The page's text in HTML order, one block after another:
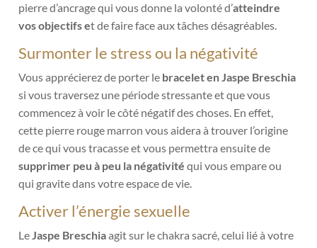
pierre d’ancrage qui vous donne la volonté d’atteindre
vos objectifs et de faire face aux tâches désagréables.
Surmonter le stress ou la négativité
Vous apprécierez de porter le bracelet en Jaspe Breschia
si vous traversez une période stressante et que vous
commencez à voir le côté négatif des choses. En effet,
cette pierre rouge marron vous aidera à trouver l’origine
de ce qui vous tracasse et vous permettra ensuite de
supprimer peu à peu la négativité qui vous empare ou
qui gravite dans votre espace de vie.
Activer l’énergie sexuelle
LeJaspe Breschiaagit sur le chakra sacré, celui lié à votre